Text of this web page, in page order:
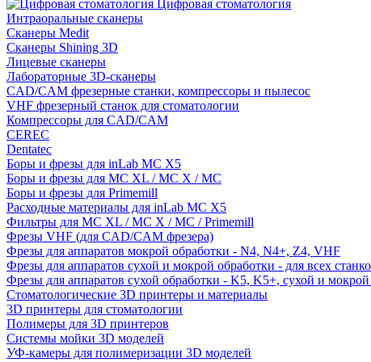
Цифровая стоматология
Интраоральные сканеры
Сканеры Medit
Сканеры Shining 3D
Лицевые сканеры
Лабораторные 3D-сканеры
CAD/CAM фрезерные станки, компрессоры и пылесос
VHF фрезерный станок для стоматологии
Компрессоры для CAD/CAM
CEREC
Dentatec
Боры и фрезы для inLab MC X5
Боры и фрезы для MC XL / MC X / MC
Боры и фрезы для Primemill
Расходные материалы для inLab MC X5
Фильтры для MC XL / MC X / MC / Primemill
Фрезы VHF (для CAD/CAM фрезера)
Фрезы для аппаратов мокрой обработки - N4, N4+, Z4, VHF
Фрезы для аппаратов сухой и мокрой обработки - для всех
Фрезы для аппаратов сухой обработки - K5, K5+, сухой и
Стоматологические 3D принтеры и материалы
3D принтеры для стоматологии
Полимеры для 3D принтеров
Системы мойки 3D моделей
УФ-камеры для полимеризации 3D моделей